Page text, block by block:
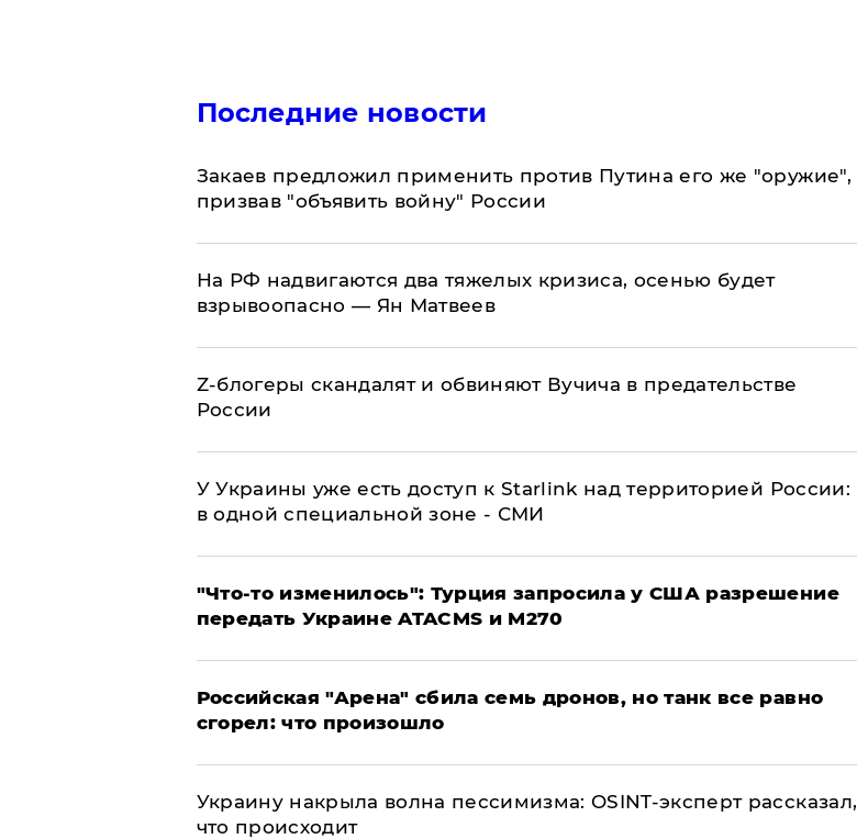
Последние новости
Закаев предложил применить против Путина его же "оружие",
призвав "объявить войну" России
На РФ надвигаются два тяжелых кризиса, осенью будет
взрывоопасно — Ян Матвеев
Z-блогеры скандалят и обвиняют Вучича в предательстве
России
У Украины уже есть доступ к Starlink над территорией России:
в одной специальной зоне - СМИ
​"Что-то изменилось": Турция запросила у США разрешение
передать Украине ATACMS и M270
​Российская "Арена" сбила семь дронов, но танк все равно
сгорел: что произошло
​Украину накрыла волна пессимизма: OSINT-эксперт рассказал,
что происходит